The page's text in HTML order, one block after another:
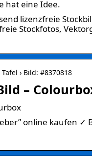
hat eine Idee.
lizenzfreie
Stockfotos,
› Bild: #8370818
–
online kaufen